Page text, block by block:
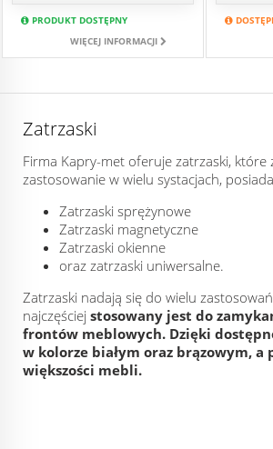
PRODUKT DOSTĘPNY
WIĘCEJ INFORMACJI
Zatrzaski
Firma Kapry-met oferuje zatrzaski, które
zastosowanie w wielu systacjach,
Zatrzaski sprężynowe
Zatrzaski magnetyczne
Zatrzaski okienne
oraz zatrzaski uniwersalne.
Zatrzaski nadają się do wielu
najczęściej stosowany jest do
frontów meblowych. Dzięki
w kolorze białym oraz brązowym, a
większości mebli.